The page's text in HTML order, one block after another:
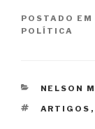
POSTADO EM
POLÍTICA
NELSON
TAGS
ARTIGOS ,